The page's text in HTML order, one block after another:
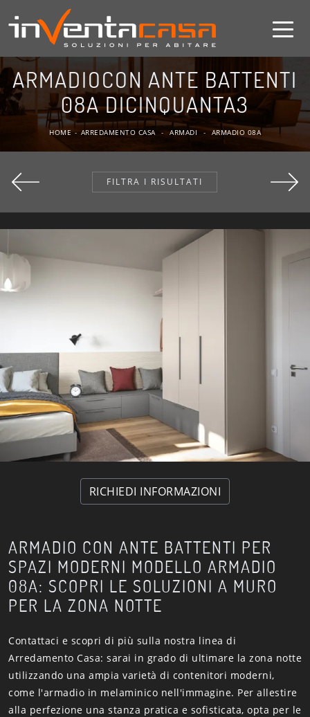
ARMADIOCON ANTE BATTENTI
08A DICINQUANTA3
HOME - ARREDAMENTO CASA - ARMADI - ARMADIO 08A
FILTRA I RISULTATI
RICHIEDI INFORMAZIONI
ARMADIO CON ANTE BATTENTI PER
SPAZI MODERNI MODELLO ARMADIO
08A: SCOPRI LE SOLUZIONI A MURO
PER LA ZONA NOTTE
Contattaci e scopri di più sulla nostra linea di
Arredamento Casa: sarai in grado di ultimare la zona notte
utilizzando una ampia varietà di contenitori moderni,
come l'armadio in melaminico nell'immagine. Per allestire
alla perfezione una stanza pratica e sofisticata, opta per le